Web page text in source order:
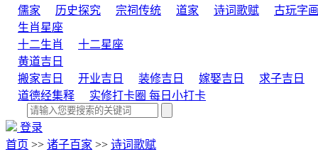
儒家
历史探究 宗祠传统 道家 诗词歌赋 古玩字画
生肖星座
十二生肖
十二星座
黄道吉日
搬家吉日
开业吉日 装修吉日 嫁娶吉日
求子吉日
道德经集释
实修打卡圈 每日小打卡
登录
首页 >> 诸子百家 >> 诗词歌赋